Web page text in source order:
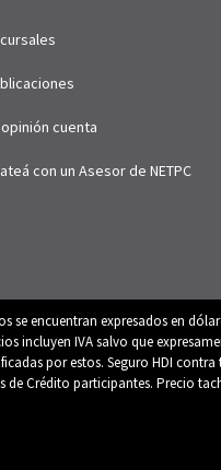
opinión cuenta
con un Asesor de NETPC
se encuentran expresados en
incluyen IVA salvo que
por estos. Seguro HDI
Crédito participantes. Precio